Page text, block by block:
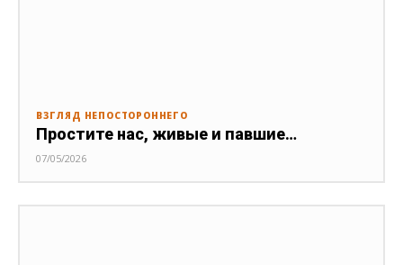
ВЗГЛЯД НЕПОСТОРОННЕГО
Простите нас, живые и павшие…
07/05/2026